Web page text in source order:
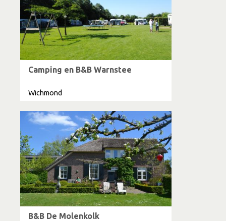
Camping en B&B Warnstee
Wichmond
B&B De Molenkolk